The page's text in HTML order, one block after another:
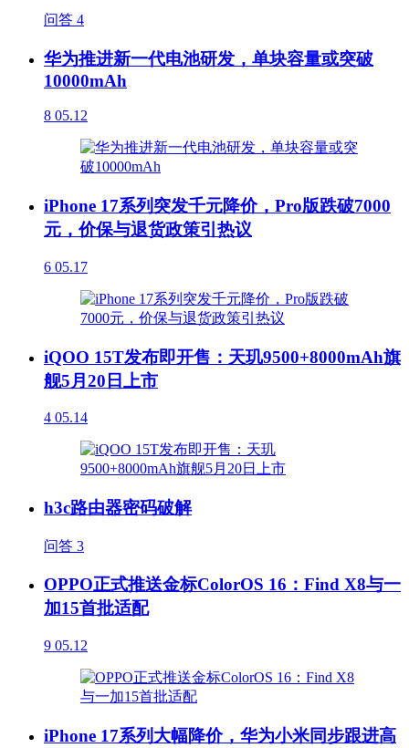
问答 4
华为推进新一代电池研发，单块容量或突破
10000mAh
8 05.12
iPhone 17系列突发千元降价，Pro版跌破7000
元，价保与退货政策引热议
6 05.17
iQOO 15T发布即开售：天玑9500+8000mAh旗
舰5月20日上市
4 05.14
h3c路由器密码破解
问答 3
OPPO正式推送金标ColorOS 16：Find X8与一
加15首批适配
9 05.12
iPhone 17系列大幅降价，华为小米同步跟进高